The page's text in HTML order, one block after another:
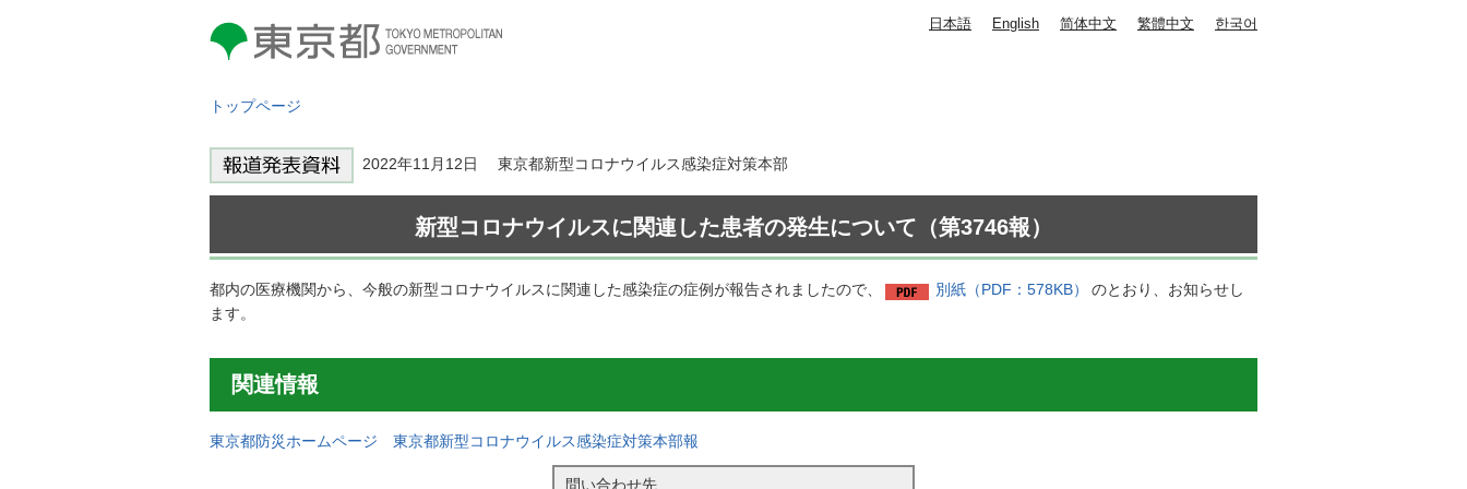
東京都 TOKYO METROPOLITAN
GOVERNMENT
日本語 English 简体中文 繁體中文 한국어
トップページ
2022年11月12日 東京都新型コロナウイルス感染症対策本部
新型コロナウイルスに関連した患者の発生について（第3746報）
都内の医療機関から、今般の新型コロナウイルスに関連した感染症の症例が報告されましたので、 別紙（PDF：578KB）
のとおり、お知らせし
ます。
関連情報
東京都防災ホームページ 東京都新型コロナウイルス感染症対策本部報
問い合わせ先